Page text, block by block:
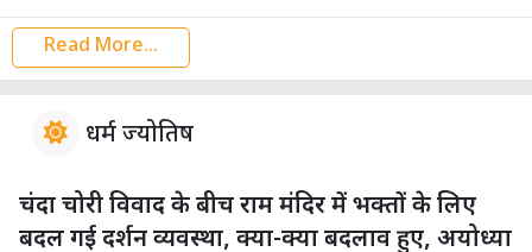
Read More...
धर्म ज्योतिष
चंदा चोरी विवाद के बीच राम मंदिर में भक्तों के लिए
बदल गई दर्शन व्यवस्था, क्या-क्या बदलाव हुए, अयोध्या